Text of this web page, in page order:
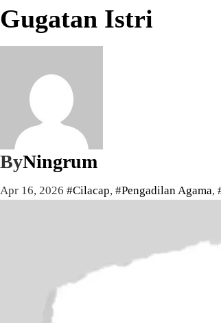
Gugatan Istri
ByNingrum
Apr 16, 2026 #Cilacap, #Pengadilan Agama,